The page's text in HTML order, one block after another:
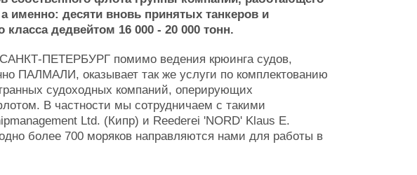
именно: десяти вновь принятых танкеров и
дедвейтом 16 000 - 20 000 тонн.
ПЕТЕРБУРГ помимо ведения крюинга судов,
ПАЛМАЛИ, оказывает так же услуги по комплектованию
судоходных компаний, оперирующих
В частности мы сотрудничаем с такими
Ltd. (Кипр) и Reederei 'NORD' Klaus E.
более 700 моряков направляются нами для работы в